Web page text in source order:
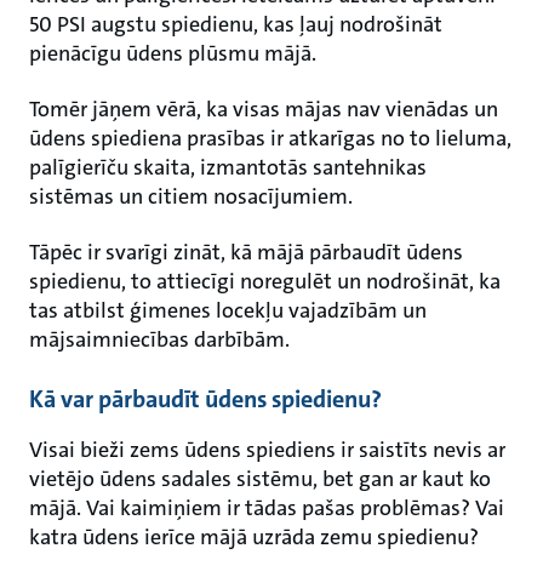
50 PSI augstu spiedienu, kas ļauj nodrošināt
pienācīgu ūdens plūsmu mājā.
Tomēr jāņem vērā, ka visas mājas nav vienādas un
ūdens spiediena prasības ir atkarīgas no to lieluma,
palīgierīču skaita, izmantotās santehnikas
sistēmas un citiem nosacījumiem.
Tāpēc ir svarīgi zināt, kā mājā pārbaudīt ūdens
spiedienu, to attiecīgi noregulēt un nodrošināt, ka
tas atbilst ģimenes locekļu vajadzībām un
mājsaimniecības darbībām.
Kā var pārbaudīt ūdens spiedienu?
Visai bieži zems ūdens spiediens ir saistīts nevis ar
vietējo ūdens sadales sistēmu, bet gan ar kaut ko
mājā. Vai kaimiņiem ir tādas pašas problēmas? Vai
katra ūdens ierīce mājā uzrāda zemu spiedienu?